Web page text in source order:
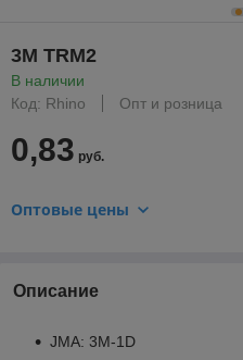
3M TRM2
В наличии
Код: Rhino
Опт и розница
0,83 руб.
Оптовые цены
Описание
JMA: 3M-1D